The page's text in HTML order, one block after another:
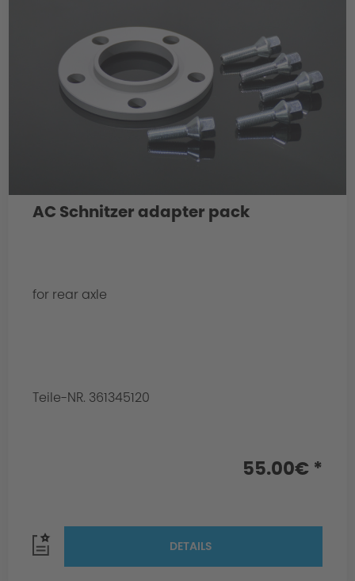
AC Schnitzer adapter pack
for rear axle
Teile-NR. 361345120
55.00€ *
DETAILS